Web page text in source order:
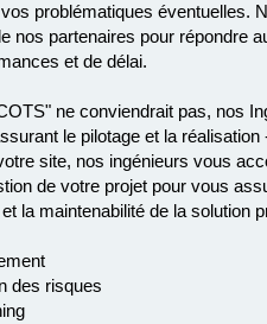
problématiques éventuelles.
nos partenaires pour répondre
et de délai.
ne conviendrait pas, nos
le pilotage et la
site, nos ingénieurs vous
de votre projet pour vous
la maintenabilité de la solution
des risques